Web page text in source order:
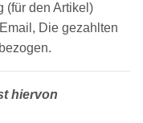
(für den Artikel)
Die gezahlten
hiervon